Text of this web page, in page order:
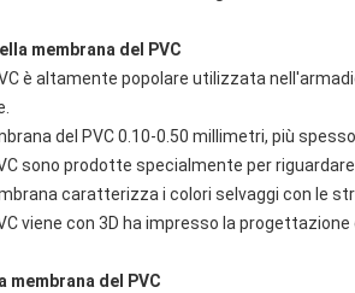
membrana del PVC
è altamente popolare utilizzata
del PVC 0.10-0.50 millimetri, più
sono prodotte specialmente per
caratterizza i colori selvaggi con le
viene con 3D ha impresso la progettazione
del PVC